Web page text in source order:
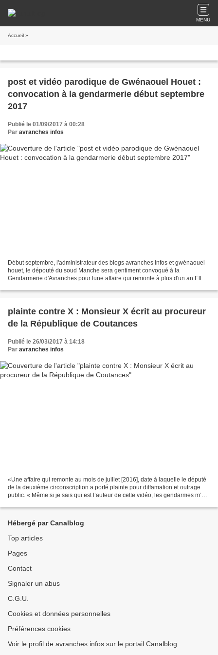
MENU
Accueil »
post et vidéo parodique de Gwénaouel Houet :
convocation à la gendarmerie début septembre
2017
Publié le 01/09/2017 à 00:28
Par avranches infos
Début septembre, l'administrateur des blogs avranches infos et gwénaouel
houet, le dépouté du soud Manche sera gentiment convoqué à la
Gendarmerie d'Avranches pour lune affaire qui remonte à plus d'un an.Elle
plainte contre X : Monsieur X écrit au procureur
de la République de Coutances
Publié le 26/03/2017 à 14:18
Par avranches infos
«Une affaire qui remonte au mois de juillet [2016], date à laquelle le député
de la deuxième circonscription a porté plainte pour diffamation et outrage
public. « Même si je sais qui est l’auteur de cette vidéo, les gendarmes m’ont
Hébergé par Canalblog
Top articles
Pages
Contact
Signaler un abus
C.G.U.
Cookies et données personnelles
Préférences cookies
Voir le profil de avranches infos sur le portail Canalblog